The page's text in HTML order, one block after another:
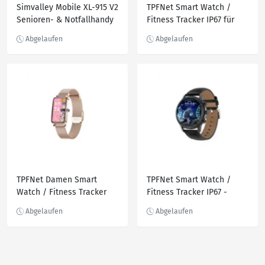
Simvalley Mobile XL-915 V2
Senioren- & Notfallhandy
TPFNet Smart Watch /
Fitness Tracker IP67 für
Armband - Android & IOS -
TPFNet Damen Smart
Watch / Fitness Tracker
- Android & IOS - Silber
TPFNet Smart Watch /
Fitness Tracker IP67 -
Android & IOS - Braun